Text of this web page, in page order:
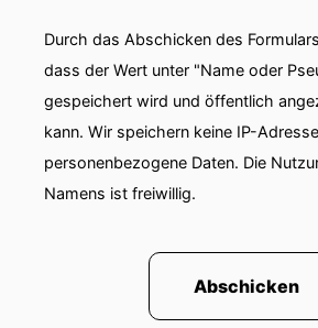
Durch das Abschicken des
dass der Wert unter "Name oder
gespeichert wird und öffentlich
kann. Wir speichern keine IP-
personenbezogene Daten. Die
Namens ist freiwillig.
Abschicken